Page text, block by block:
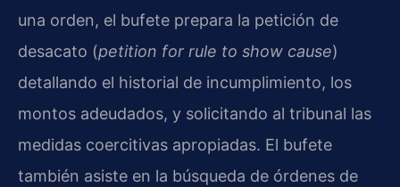
una orden, el bufete prepara la petición de
desacato (petition for rule to show cause)
detallando el historial de incumplimiento, los
montos adeudados, y solicitando al tribunal las
medidas coercitivas apropiadas. El bufete
también asiste en la búsqueda de órdenes de